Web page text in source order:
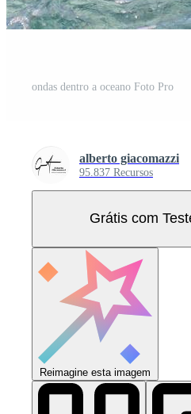
ondas dentro a oceano Foto Pro
alberto giacomazzi
95.837 Recursos
Grátis com
Reimagine esta imagem